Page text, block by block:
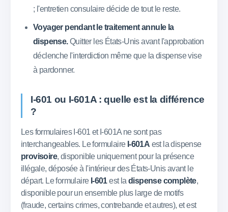
; l'entretien consulaire décide de tout le reste.
Voyager pendant le traitement annule la
dispense.Quitter les États-Unis avant l'approbation
déclenche l'interdiction même que la dispense vise
à pardonner.
I-601 ou I-601A : quelle est la différence
?
Les formulaires I-601 et I-601A ne sont pas
interchangeables. Le formulaire I-601A est la dispense
provisoire, disponible uniquement pour la présence
illégale, déposée à l'intérieur des États-Unis avant le
départ. Le formulaire I-601est ladispense complète,
disponible pour un ensemble plus large de motifs
(fraude, certains crimes, contrebande et autres), et est